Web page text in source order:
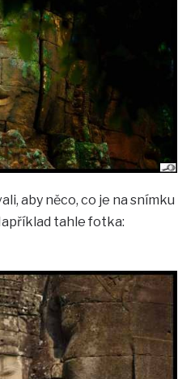
aby něco, co je na snímku
tahle fotka: